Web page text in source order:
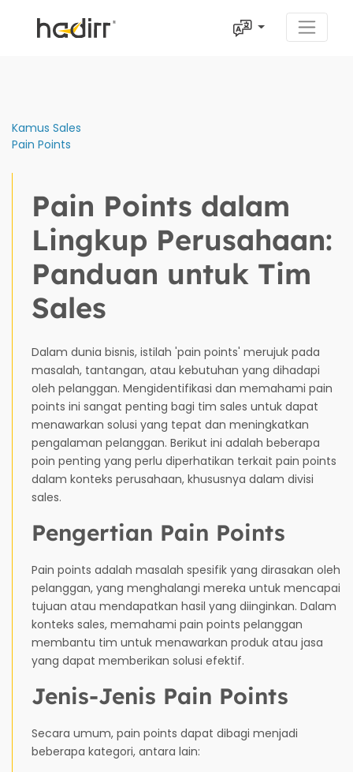
Kamus Sales
Pain Points
Pain Points dalam
Lingkup Perusahaan:
Panduan untuk Tim
Sales
Dalam dunia bisnis, istilah 'pain points' merujuk pada
masalah, tantangan, atau kebutuhan yang dihadapi
oleh pelanggan. Mengidentifikasi dan memahami pain
points ini sangat penting bagi tim sales untuk dapat
menawarkan solusi yang tepat dan meningkatkan
pengalaman pelanggan. Berikut ini adalah beberapa
poin penting yang perlu diperhatikan terkait pain points
dalam konteks perusahaan, khususnya dalam divisi
sales.
Pengertian Pain Points
Pain points adalah masalah spesifik yang dirasakan oleh
pelanggan, yang menghalangi mereka untuk mencapai
tujuan atau mendapatkan hasil yang diinginkan. Dalam
konteks sales, memahami pain points pelanggan
membantu tim untuk menawarkan produk atau jasa
yang dapat memberikan solusi efektif.
Jenis-Jenis Pain Points
Secara umum, pain points dapat dibagi menjadi
beberapa kategori, antara lain: